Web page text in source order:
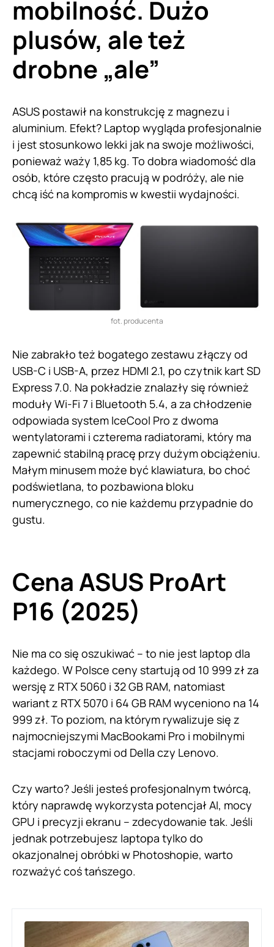
mobilność. Dużo
plusów, ale też
drobne „ale”
ASUS postawił na konstrukcję z magnezu i
aluminium. Efekt? Laptop wygląda profesjonalnie
i jest stosunkowo lekki jak na swoje możliwości,
ponieważ waży 1,85 kg. To dobra wiadomość dla
osób, które często pracują w podróży, ale nie
chcą iść na kompromis w kwestii wydajności.
fot. producenta
Nie zabrakło też bogatego zestawu złączy od
USB-C i USB-A, przez HDMI 2.1, po czytnik kart SD
Express 7.0. Na pokładzie znalazły się również
moduły Wi-Fi 7 i Bluetooth 5.4, a za chłodzenie
odpowiada system IceCool Pro z dwoma
wentylatorami i czterema radiatorami, który ma
zapewnić stabilną pracę przy dużym obciążeniu.
Małym minusem może być klawiatura, bo choć
podświetlana, to pozbawiona bloku
numerycznego, co nie każdemu przypadnie do
gustu.
Cena ASUS ProArt
P16 (2025)
Nie ma co się oszukiwać – to nie jest laptop dla
każdego. W Polsce ceny startują od 10 999 zł za
wersję z RTX 5060 i 32 GB RAM, natomiast
wariant z RTX 5070 i 64 GB RAM wyceniono na 14
999 zł. To poziom, na którym rywalizuje się z
najmocniejszymi MacBookami Pro i mobilnymi
stacjami roboczymi od Della czy Lenovo.
Czy warto? Jeśli jesteś profesjonalnym twórcą,
który naprawdę wykorzysta potencjał AI, mocy
GPU i precyzji ekranu – zdecydowanie tak. Jeśli
jednak potrzebujesz laptopa tylko do
okazjonalnej obróbki w Photoshopie, warto
rozważyć coś tańszego.